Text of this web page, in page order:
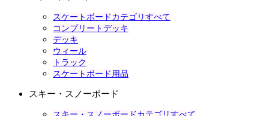
スケートボードカテゴリすべて
コンプリートデッキ
デッキ
ウィール
トラック
スケートボード用品
スキー・スノーボード